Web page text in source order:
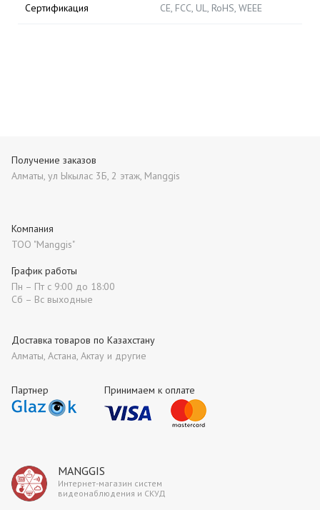
Сертификация CE, FCC, UL, RoHS, WEEE
MANGGIS
Интернет-магазин систем
видеонаблюдения и СКУД
Партнер Принимаем к оплате
Получение заказов
Алматы, ул Ыкылас 3Б, 2 этаж, Manggis
Компания
ТОО "Manggis"
Доставка товаров по Казахстану
Алматы, Астана, Актау и другие
График работы
Пн – Пт с 9:00 до 18:00
Сб – Вс выходные